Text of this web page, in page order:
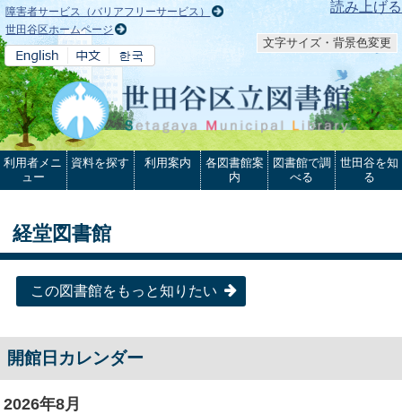
本文へ 読み上げる
障害者サービス（バリアフリーサービス）
世田谷区ホームページ
文字サイズ・背景色変更
利用者メニ
ュー
資料を探す 利用案内
各図書館案
内
図書館で調
べる
世田谷を知
る
経堂図書館
この図書館をもっと知りたい
開館日カレンダー
2026年8月